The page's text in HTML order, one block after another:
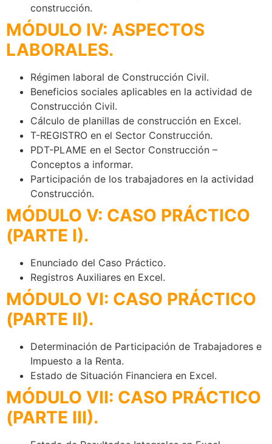
construcción.
MÓDULO IV: ASPECTOS
LABORALES.
Régimen laboral de Construcción Civil.
Beneficios sociales aplicables en la actividad de
Construcción Civil.
Cálculo de planillas de construcción en Excel.
T-REGISTRO en el Sector Construcción.
PDT-PLAME en el Sector Construcción –
Conceptos a informar.
Participación de los trabajadores en la actividad
Construcción.
MÓDULO V: CASO PRÁCTICO
(PARTE I).
Enunciado del Caso Práctico.
Registros Auxiliares en Excel.
MÓDULO VI: CASO PRÁCTICO
(PARTE II).
Determinación de Participación de Trabajadores e
Impuesto a la Renta.
Estado de Situación Financiera en Excel.
MÓDULO VII: CASO PRÁCTICO
(PARTE III).